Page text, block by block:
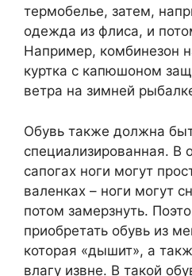
термобелье, затем,
одежда из флиса, и
Например, комбинезон
куртка с капюшоном
ветра на зимней
Обувь также должна
специализированная. В
сапогах ноги могут
валенках – ноги могут
потом замерзнуть.
приобретать обувь из
которая «дышит», а
влагу извне. В такой